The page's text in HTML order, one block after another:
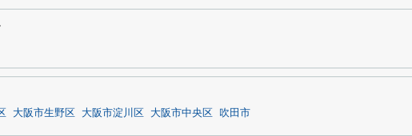
大阪市生野区 大阪市淀川区 大阪市中央区 吹田市